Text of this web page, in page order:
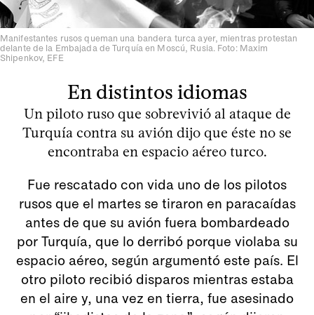
Manifestantes rusos queman una bandera turca ayer, mientras protestan
delante de la Embajada de Turquía en Moscú, Rusia. Foto: Maxim
Shipenkov, EFE
En distintos idiomas
Un piloto ruso que sobrevivió al ataque de
Turquía contra su avión dijo que éste no se
encontraba en espacio aéreo turco.
Fue rescatado con vida uno de los pilotos
rusos que el martes se tiraron en paracaídas
antes de que su avión fuera bombardeado
por Turquía, que lo derribó porque violaba su
espacio aéreo, según argumentó este país. El
otro piloto recibió disparos mientras estaba
en el aire y, una vez en tierra, fue asesinado